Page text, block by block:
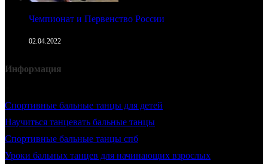
Чемпионат и Первенство России
02.04.2022
Информация
Cпортивные бальные танцы для детей
Научиться танцевать бальные танцы
Спортивные бальные танцы спб
Уроки бальных танцев для начинающих взрослых